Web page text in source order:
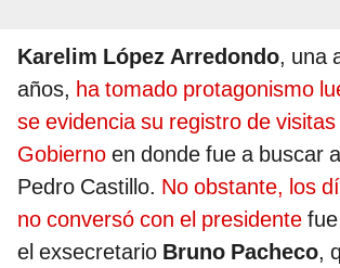
Karelim López Arredondo, una
años, ha tomado protagonismo
se evidencia su registro de
Gobierno en donde fue a buscar
Pedro Castillo. No obstante, los
no conversó con el presidente
el exsecretario Bruno Pacheco,